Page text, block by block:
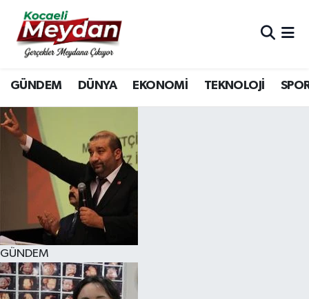
GÜNDEM DÜNYA EKONOMİ TEKNOLOJİ
GÜNDEM
Nöbetçi Eczaneler
Hava Durumu
Trafik Durumu
Süper Lig Puan Durumu ve Fikstür
Tüm Manşetler
Son Dakika Haberleri
Haber Arşivi